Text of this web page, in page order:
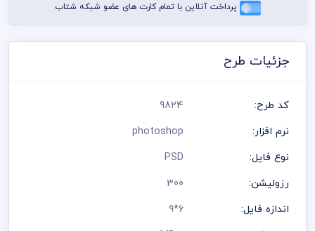
پرداخت آنلاین با تمام کارت های عضو شبکه شتاب
جزئیات طرح
کد طرح:
9824
نرم افزار:
photoshop
نوع فایل:
PSD
رزولیشن:
300
اندازه فایل:
6*9